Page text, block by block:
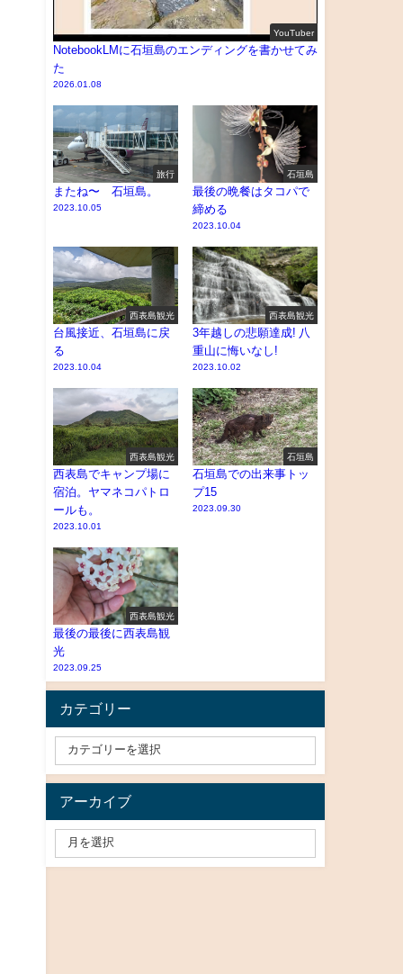
YouTuber
NotebookLMに石垣島のエンディングを書かせてみ
た
2026.01.08
旅行
またね〜 石垣島。
2023.10.05
石垣島
最後の晩餐はタコパで
締める
2023.10.04
西表島観光
台風接近、石垣島に戻
る
2023.10.04
西表島観光
3年越しの悲願達成! 八
重山に悔いなし!
2023.10.02
西表島観光
西表島でキャンプ場に
宿泊。ヤマネコパトロ
ールも。
2023.10.01
石垣島
石垣島での出来事トッ
プ15
2023.09.30
西表島観光
最後の最後に西表島観
光
2023.09.25
カテゴリー
アーカイブ